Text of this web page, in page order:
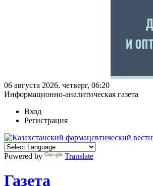
06 августа 2026. четверг, 06:20
Информационно-аналитическая газета
Вход
Регистрация
Powered by Translate
Газета